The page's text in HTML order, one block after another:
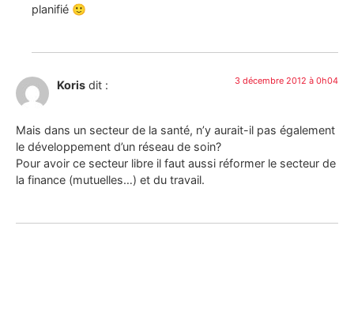
planifié 🙂
Koris dit : 3 décembre 2012 à 0h04
Mais dans un secteur de la santé, n’y aurait-il pas également
le développement d’un réseau de soin?
Pour avoir ce secteur libre il faut aussi réformer le secteur de
la finance (mutuelles…) et du travail.